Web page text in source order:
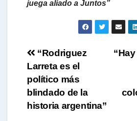
juega aliado a Juntos”
Navegación
de
entradas
“Rodriguez
Larreta es el
político más
blindado de la
historia argentina”